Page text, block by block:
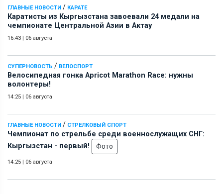
ГЛАВНЫЕ НОВОСТИ / КАРАТЕ
Каратисты из Кыргызстана завоевали 24 медали на
чемпионате Центральной Азии в Актау
16:43 06 августа
СУПЕРНОВОСТЬ / ВЕЛОСПОРТ
Велосипедная гонка Apricot Marathon Race: нужны
волонтеры!
14:25 06 августа
ГЛАВНЫЕ НОВОСТИ / СТРЕЛКОВЫЙ СПОРТ
Чемпионат по стрельбе среди военнослужащих СНГ:
Кыргызстан - первый!
Фото
14:25 06 августа